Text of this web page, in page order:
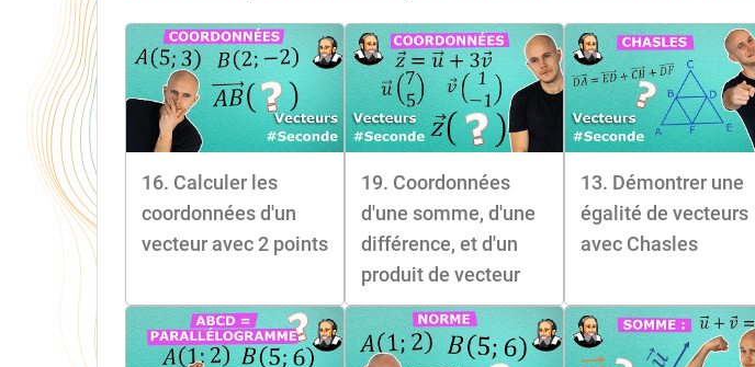
16. Calculer les
coordonnées d'un
vecteur avec 2 points
19. Coordonnées
d'une somme, d'une
différence, et d'un
produit de vecteur
13. Démontrer une
égalité de vecteurs
avec Chasles